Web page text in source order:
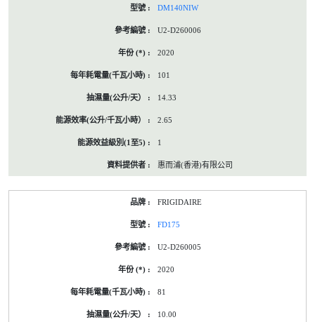
DM140NIW
U2-D260006
2020
101
14.33
2.65
1
惠而浦(香港)有限公司
FRIGIDAIRE
FD175
U2-D260005
2020
81
10.00